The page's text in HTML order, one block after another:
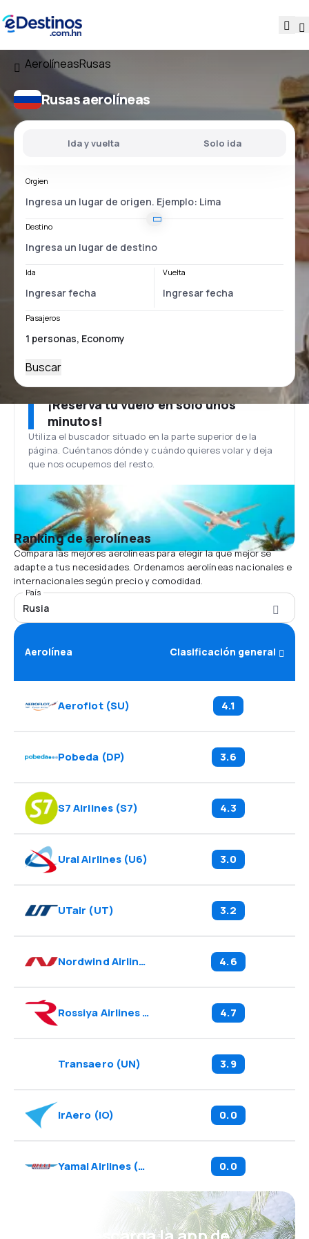
AerolíneasRusas
Rusas aerolíneas
Ida y vuelta Solo ida
Orgien
Destino
Ida Vuelta
Pasajeros
Buscar
¡Reserva tu vuelo en solo unos
minutos!
Utiliza el buscador situado en la parte superior de la
página. Cuéntanos dónde y cuándo quieres volar y deja
que nos ocupemos del resto.
Ranking de aerolíneas
Compara las mejores aerolíneas para elegir la que mejor se
adapte a tus necesidades. Ordenamos aerolíneas nacionales e
internacionales según precio y comodidad.
País
Rusia
Aerolínea Clasificación general
Aeroflot(SU) 4.1
Pobeda (DP) 3.6
S7 Airlines(S7) 4.3
Ural Airlines(U6) 3.0
UTair (UT) 3.2
Nordwind Airlines 4.6
Rossiya Airlines FV 4.7
Transaero(UN) 3.9
IrAero (IO) 0.0
Yamal Airlines (YC 0.0